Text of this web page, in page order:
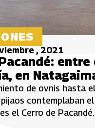
, 2021
en
de ovnis hasta
contemplaban
el Cerro de Pacandé.